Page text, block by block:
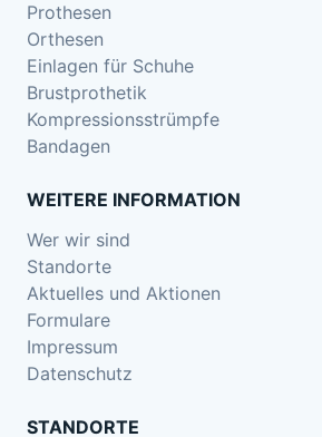
Prothesen
Orthesen
Einlagen für Schuhe
Brustprothetik
Kompressionsstrümpfe
Bandagen
WEITERE INFORMATION
Wer wir sind
Standorte
Aktuelles und Aktionen
Formulare
Impressum
Datenschutz
STANDORTE